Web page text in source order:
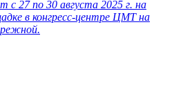
c 27 по 30 августа 2025 г. на
в конгресс-центре ЦМТ на